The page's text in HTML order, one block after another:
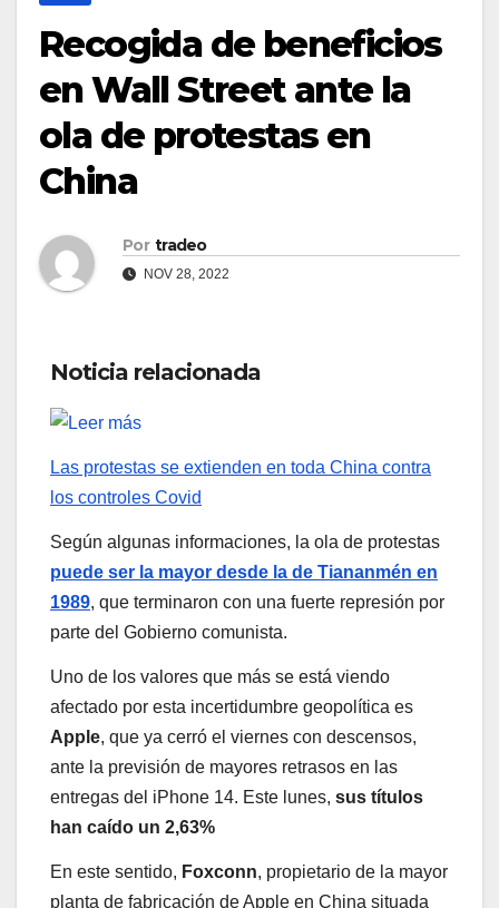
Recogida de beneficios
en Wall Street ante la
ola de protestas en
China
Por tradeo
NOV 28, 2022
Noticia relacionada
Las protestas se extienden en toda China contra
los controles Covid
Según algunas informaciones, la ola de protestas
puede ser la mayor desde la de Tiananmén en
1989, que terminaron con una fuerte represión por
parte del Gobierno comunista.
Uno de los valores que más se está viendo
afectado por esta incertidumbre geopolítica es
Apple, que ya cerró el viernes con descensos,
ante la previsión de mayores retrasos en las
entregas del iPhone 14. Este lunes, sus títulos
han caído un 2,63%
En este sentido, Foxconn, propietario de la mayor
planta de fabricación de Apple en China situada